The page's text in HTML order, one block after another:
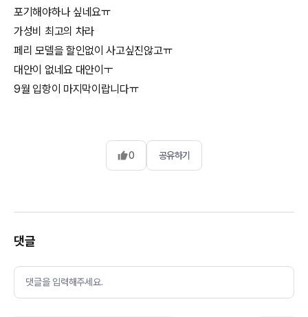
포기해야하나 싶네요ㅠ
가성비 최고의 차라
페리 모델을 할인없이 사고싶진않고ㅠ
대안이 없네요 대안이ㅜ
9월 입항이 마지막이랍니다ㅠ
0 공유하기
댓글
댓글을 입력해주세요.